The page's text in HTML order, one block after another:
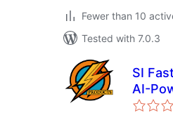
Fewer than 10
Tested with 7.0.3
SI
AI-